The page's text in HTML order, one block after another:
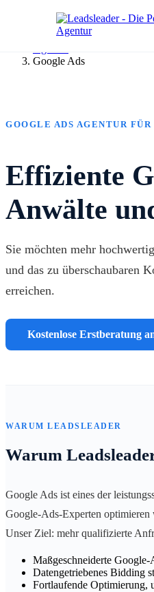
Google Ads
GOOGLE ADS AGENTUR
Effiziente
Anwälte
Sie möchten mehr
und das zu überschaubaren
erreichen.
Kostenlose Erstberatung
WARUM LEADSLEADER
Warum
Google Ads ist eines der
Google-Ads-Experten optimieren
Unser Ziel: mehr qualifizierte
Maßgeschneiderte
Datengetriebenes Bidding
Fortlaufende Optimierung,